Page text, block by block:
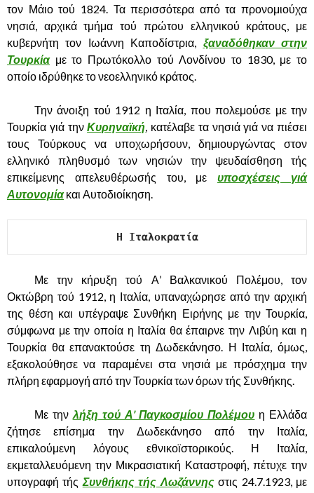
τον Μάιο τού 1824. Τα περισσότερα από τα προνομιούχα
νησιά, αρχικά τμήμα τού πρώτου ελληνικού κράτους, με
κυβερνήτη τον Ιωάννη Καποδίστρια, ξαναδόθηκαν στην
Τουρκίαμε το Πρωτόκολλο τού Λονδίνου το 1830, με το
οποίο ιδρύθηκε το νεοελληνικό κράτος.
Την άνοιξη τού 1912 η Ιταλία, που πολεμούσε με την
Τουρκία γιά τηνΚυρηναϊκή, κατέλαβε τα νησιά γιά να πιέσει
τους Τούρκους να υποχωρήσουν, δημιουργώντας στον
ελληνικό πληθυσμό των νησιών την ψευδαίσθηση τής
επικείμενης απελευθέρωσής του, μευποσχέσεις γιά
Αυτονομίακαι Αυτοδιοίκηση.
Η Ιταλοκρατία
Με την κήρυξη τού Α’ Βαλκανικού Πολέμου, τον
Οκτώβρη τού 1912, η Ιταλία, υπαναχώρησε από την αρχική
της θέση και υπέγραψε Συνθήκη Ειρήνης με την Τουρκία,
σύμφωνα με την οποία η Ιταλία θα έπαιρνε την Λιβύη και η
Τουρκία θα επανακτούσε τη Δωδεκάνησο. Η Ιταλία, όμως,
εξακολούθησε να παραμένει στα νησιά με πρόσχημα την
πλήρη εφαρμογή από την Τουρκία των όρων τής Συνθήκης.
Με την λήξη τού Α’ Παγκοσμίου Πολέμου η Ελλάδα
ζήτησε επίσημα την Δωδεκάνησο από την Ιταλία,
επικαλούμενη λόγους εθνικοϊστορικούς. Η Ιταλία,
εκμεταλλευόμενη την Μικρασιατική Καταστροφή, πέτυχε την
υπογραφή τής Συνθήκης τής Λωζάννηςστις 24.7.1923, με